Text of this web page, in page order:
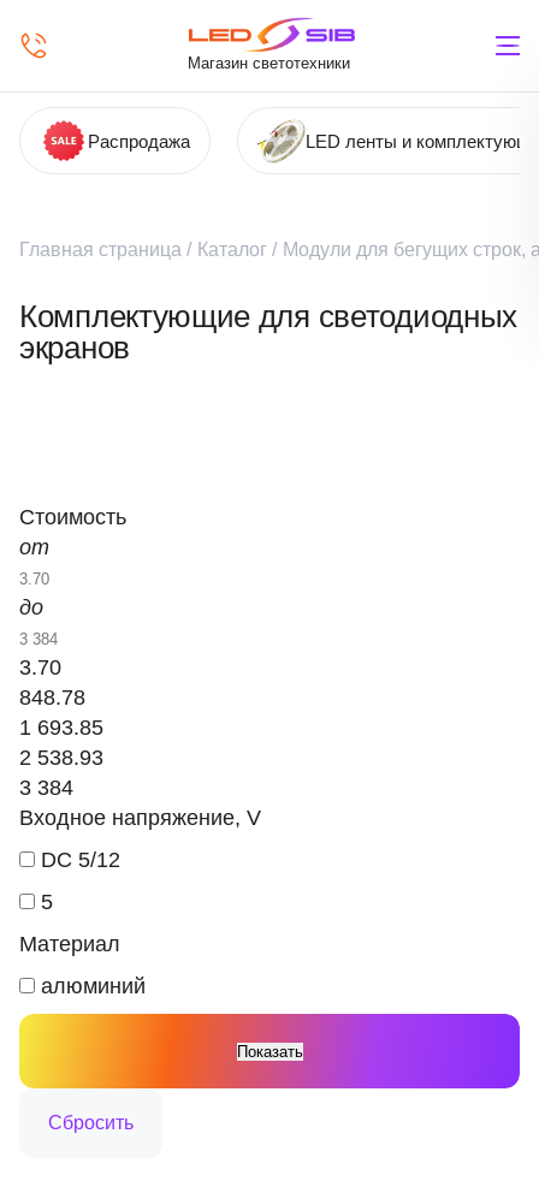
Магазин светотехники
Распродажа LED ленты и
Главная страница / Каталог / Модули для бегущих строк,
Комплектующие для светодиодных
экранов
Стоимость
от
до
3.70
848.78
1 693.85
2 538.93
3 384
Входное напряжение, V
DC 5/12
5
Материал
алюминий